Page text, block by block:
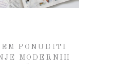
PONUDITI
MODERNIH